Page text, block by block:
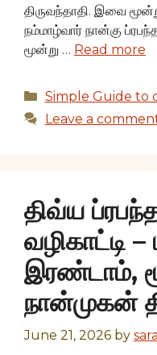
திருவந்தாதி. இவை
நம்மாழ்வார் நான்கு
மூன்று … Read more
Categories
Simple Guide to
Leave a
திவ்ய
வழிகாட்டி –
இரண்டாம்,
நான்முகன்
June 21, 2026 by